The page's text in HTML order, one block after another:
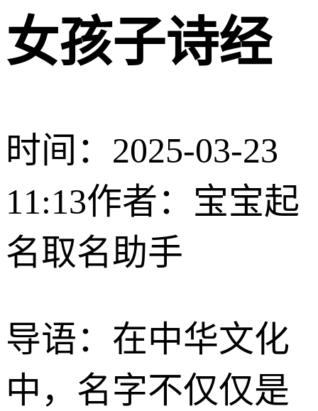
女孩子诗经
时间：2025-03-23
11:13作者：宝宝起
名取名助手
导语：在中华文化
中，名字不仅仅是